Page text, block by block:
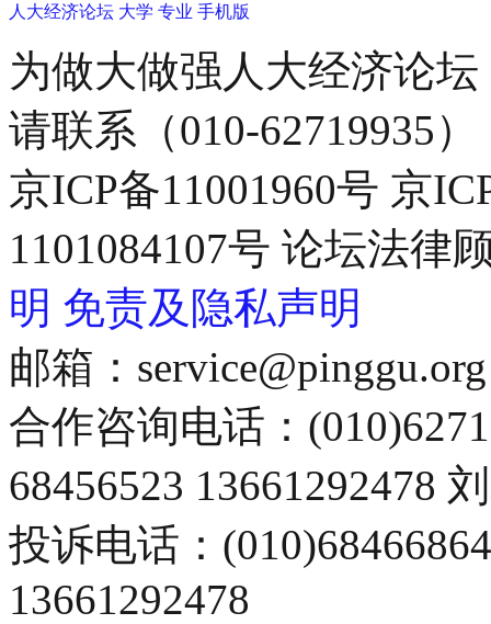
人大经济论坛 大学 专业 手机版
为做大做强人大经济论
请联系（010-62719935）
京ICP备11001960号 京
1101084107号 论坛法律
明 免责及隐私声明
邮箱：service@pinggu.org
合作咨询电话：
68456523 13661292478
投诉电话：
13661292478